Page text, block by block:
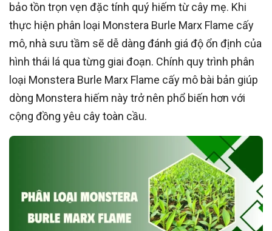
bảo tồn trọn vẹn đặc tính quý hiếm từ cây mẹ. Khi
thực hiện phân loại Monstera Burle Marx Flame cấy
mô, nhà sưu tầm sẽ dễ dàng đánh giá độ ổn định của
hình thái lá qua từng giai đoạn. Chính quy trình phân
loại Monstera Burle Marx Flame cấy mô bài bản giúp
dòng Monstera hiếm này trở nên phổ biến hơn với
cộng đồng yêu cây toàn cầu.